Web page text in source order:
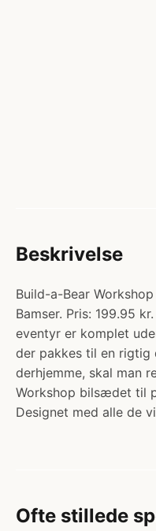
Beskrivelse
Build-a-Bear
Bamser. Pris: 199.95
eventyr er komplet
der pakkes til en rigtig
derhjemme, skal man
Workshop bilsædet til
Designet med alle de
Ofte stillede